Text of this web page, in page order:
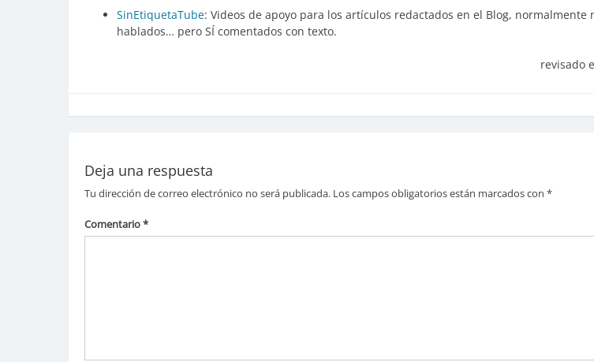
SinEtiquetaTube: Videos de apoyo para los artículos redactados en el Blog, normalmente
hablados… pero SÍ comentados con texto.
revisado
Deja una respuesta
Tu dirección de correo electrónico no será publicada. Los campos obligatorios están marcados con *
Comentario*